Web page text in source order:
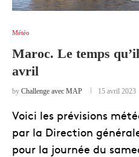
Météo
Maroc. Le temps
avril
by Challenge avec MAP 15 avril 2023
Voici les prévisions
par la Direction
pour la journée du